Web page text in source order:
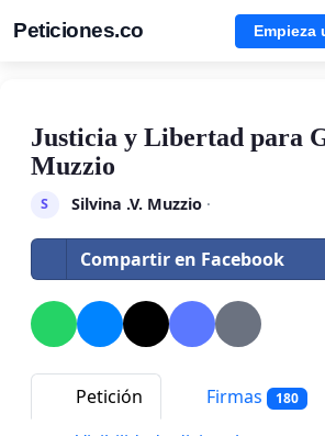
Peticiones.co Empieza
Justicia y Libertad para
Muzzio
S Silvina .V. Muzzio·
Compartir en Facebook
Petición Firmas 180